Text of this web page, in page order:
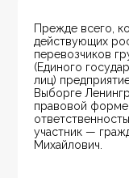
Прежде всего,
действующих
перевозчиков
(Единого
лиц)
Выборге
правовой форме
участник —
Михайлович.